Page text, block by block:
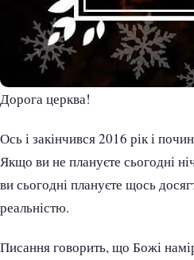
Дорога церква!
Ось і закінчився 2016 рік і
Якщо ви не плануєте сьогодні
ви сьогодні плануєте щось
реальністю.
Писання говорить, що Божі